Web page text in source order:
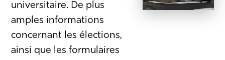
universitaire. De plus
amples informations
concernant les élections,
ainsi que les formulaires